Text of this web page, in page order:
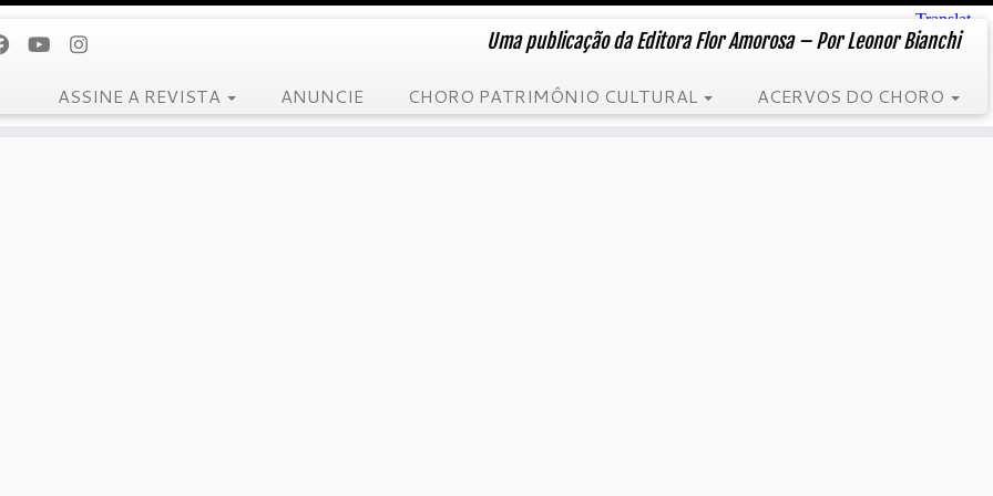
Uma publicação da Editora Flor Amorosa – Por Leonor Bianchi
ASSINE A REVISTA ANUNCIE CHORO PATRIMÔNIO CULTURAL ACERVOS DO CHORO